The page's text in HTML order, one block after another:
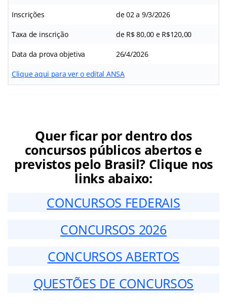
Inscrições de 02 a 9/3/2026
Taxa de inscrição de R$ 80,00 e R$120,00
Data da prova objetiva 26/4/2026
Clique aqui para ver o edital ANSA
Quer ficar por dentro dos
concursos públicos abertos e
previstos pelo Brasil? Clique nos
links abaixo:
CONCURSOS FEDERAIS
CONCURSOS 2026
CONCURSOS ABERTOS
QUESTÕES DE CONCURSOS